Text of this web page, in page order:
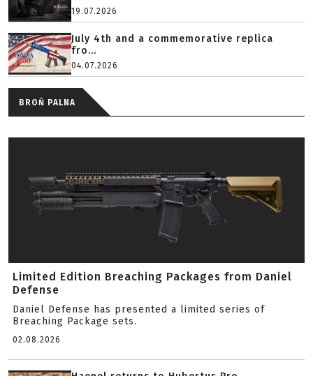
19.07.2026
July 4th and a commemorative replica
fro...
04.07.2026
BROŃ PALNA
Limited Edition Breaching Packages from Daniel
Defense
Daniel Defense has presented a limited series of
Breaching Package sets.
02.08.2026